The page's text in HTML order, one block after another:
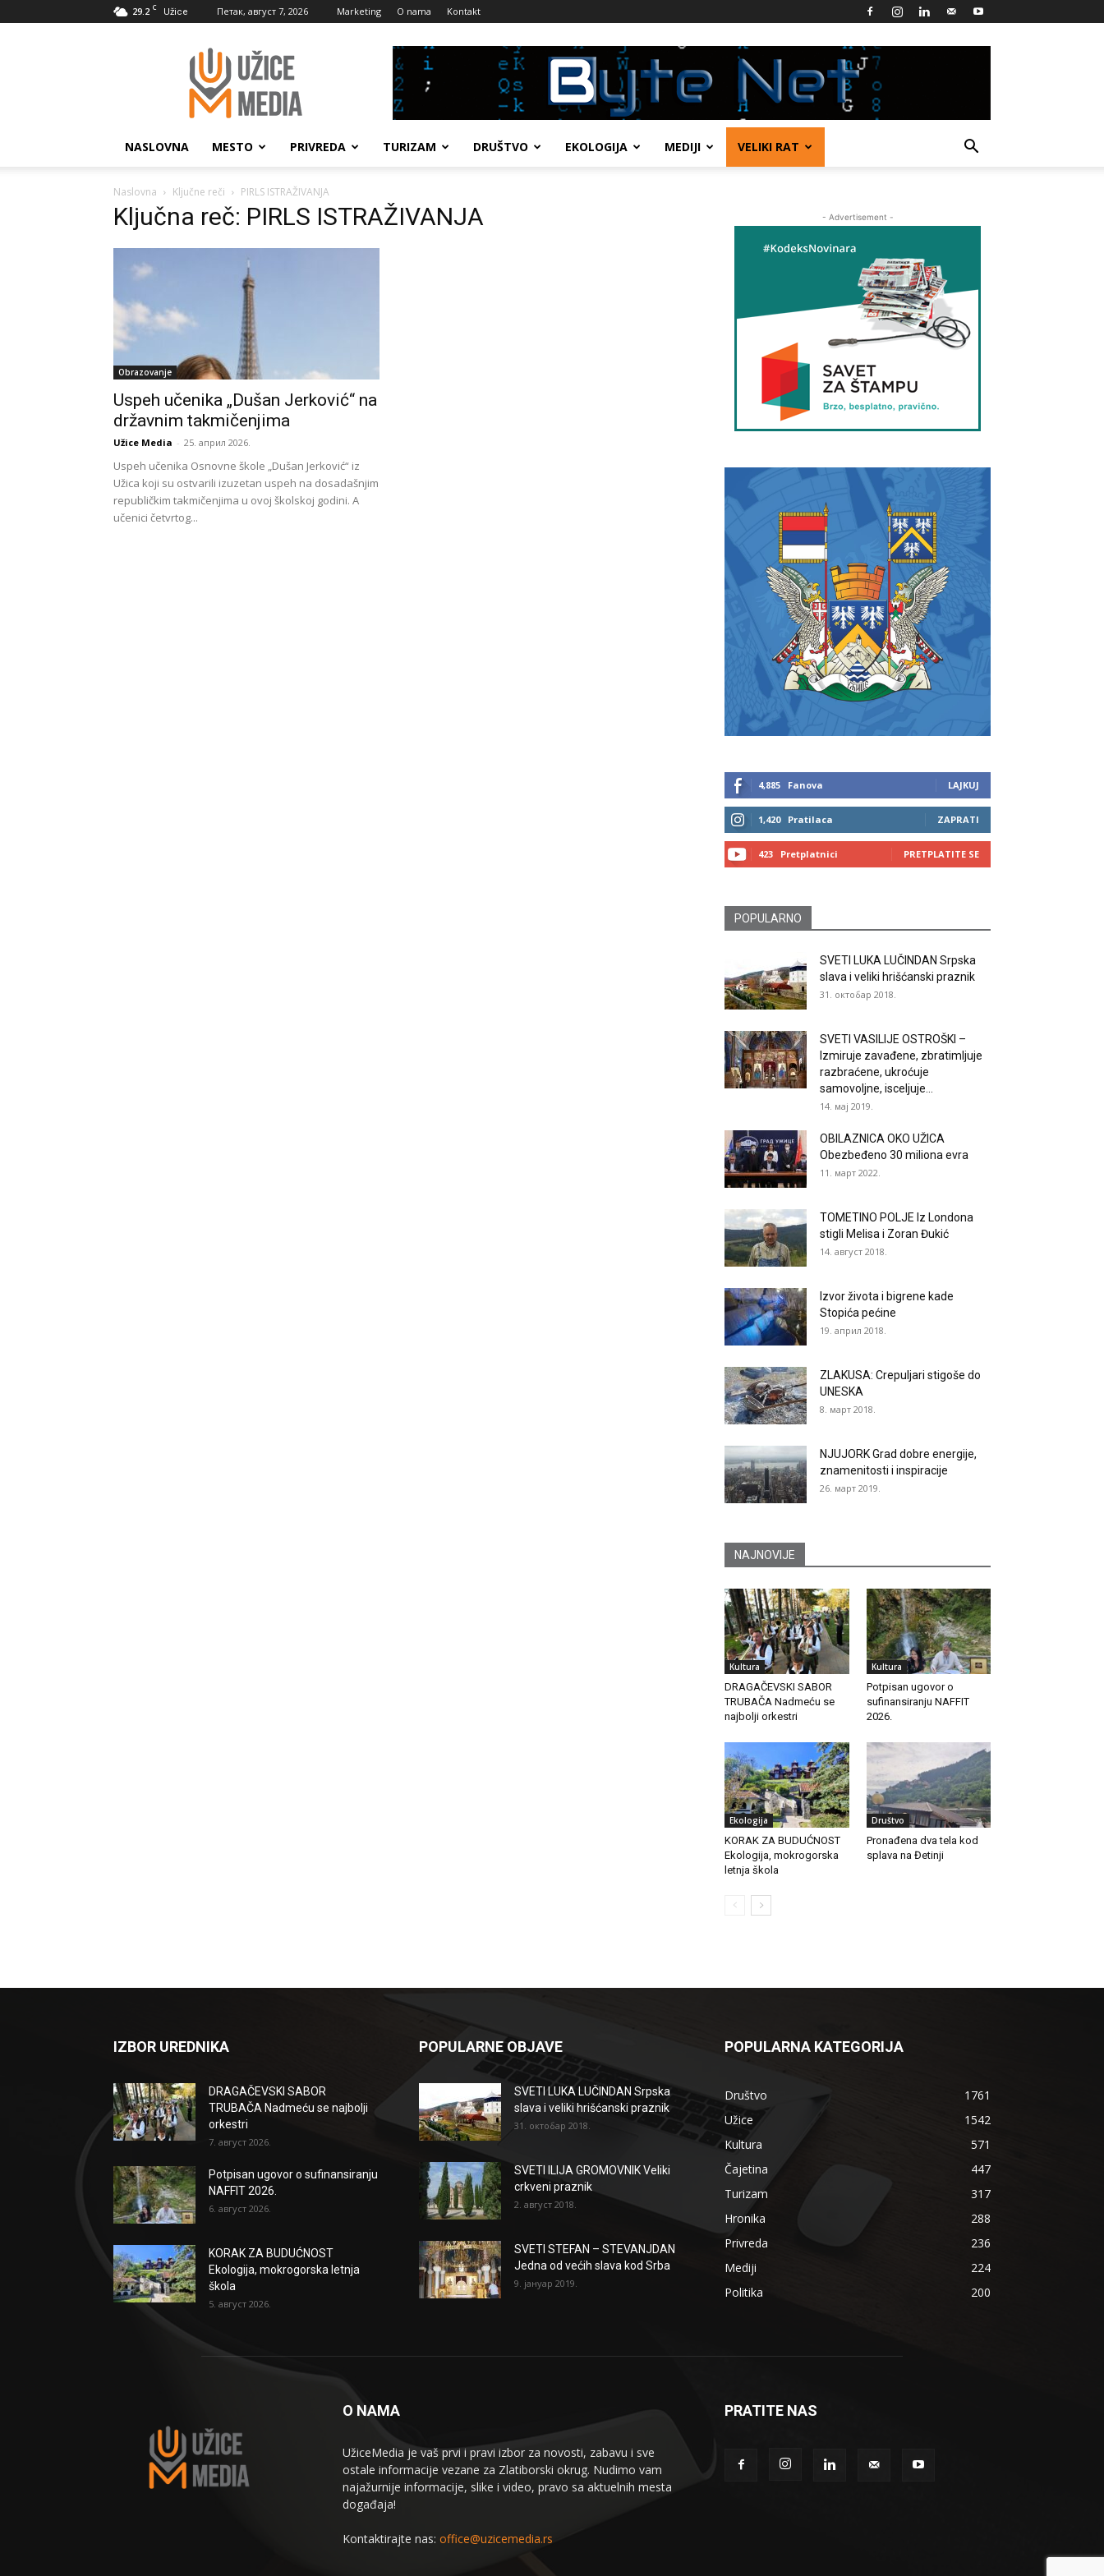
29.2 C Užice Петак, август 7, 2026 Marketing O nama Kontakt
UžiceMedia
NASLOVNA MESTO PRIVREDA TURIZAM DRUŠTVO EKOLOGIJA MEDIJI VELIKI RAT
Naslovna Ključne reči PIRLS ISTRAŽIVANJA
Ključna reč: PIRLS ISTRAŽIVANJA
Obrazovanje
Uspeh učenika „Dušan Jerković“ na
državnim takmičenjima
Užice Media - 25. април 2026.
Uspeh učenika Osnovne škole „Dušan Jerković“ iz
Užica koji su ostvarili izuzetan uspeh na dosadašnjim
republičkim takmičenjima u ovoj školskoj godini. A
učenici četvrtog...
- Advertisement -
4,885 Fanova LAJKUJ
1,420 Pratilaca ZAPRATI
423 Pretplatnici PRETPLATITE SE
POPULARNO
SVETI LUKA LUČINDAN Srpska
slava i veliki hrišćanski praznik
31. октобар 2018.
SVETI VASILIJE OSTROŠKI –
Izmiruje zavađene, zbratimljuje
razbraćene, ukroćuje
samovoljne, isceljuje...
14. мај 2019.
OBILAZNICA OKO UŽICA
Obezbeđeno 30 miliona evra
11. март 2022.
TOMETINO POLJE Iz Londona
stigli Melisa i Zoran Đukić
14. август 2018.
Izvor života i bigrene kade
Stopića pećine
19. април 2018.
ZLAKUSA: Crepuljari stigoše do
UNESKA
8. март 2018.
NJUJORK Grad dobre energije,
znamenitosti i inspiracije
26. март 2019.
NAJNOVIJE
Kultura
DRAGAČEVSKI SABOR
TRUBAČA Nadmeću se
najbolji orkestri
Kultura
Potpisan ugovor o
sufinansiranju NAFFIT
2026.
Ekologija
KORAK ZA BUDUĆNOST
Ekologija, mokrogorska
letnja škola
Društvo
Pronađena dva tela kod
splava na Đetinji
IZBOR UREDNIKA
DRAGAČEVSKI SABOR
TRUBAČA Nadmeću se najbolji
orkestri
7. август 2026.
Potpisan ugovor o sufinansiranju
NAFFIT 2026.
6. август 2026.
KORAK ZA BUDUĆNOST
Ekologija, mokrogorska letnja
škola
5. август 2026.
POPULARNE OBJAVE
SVETI LUKA LUČINDAN Srpska
slava i veliki hrišćanski praznik
31. октобар 2018.
SVETI ILIJA GROMOVNIK Veliki
crkveni praznik
2. август 2018.
SVETI STEFAN – STEVANJDAN
Jedna od većih slava kod Srba
9. јануар 2019.
POPULARNA KATEGORIJA
Društvo
1761
Užice
1542
Kultura
571
Čajetina
447
Turizam
317
Hronika
288
Privreda
236
Mediji
224
Politika
200
O NAMA
UžiceMedia je vaš prvi i pravi izbor za novosti, zabavu i sve
ostale informacije vezane za Zlatiborski okrug. Nudimo vam
najažurnije informacije, slike i video, pravo sa aktuelnih mesta
događaja!
Kontaktirajte nas: office@uzicemedia.rs
PRATITE NAS